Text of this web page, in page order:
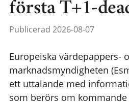
första T+1-
Publicerad 2026-08-07
Europeiska värdepappers-
marknadsmyndigheten
ett uttalande med
som berörs om